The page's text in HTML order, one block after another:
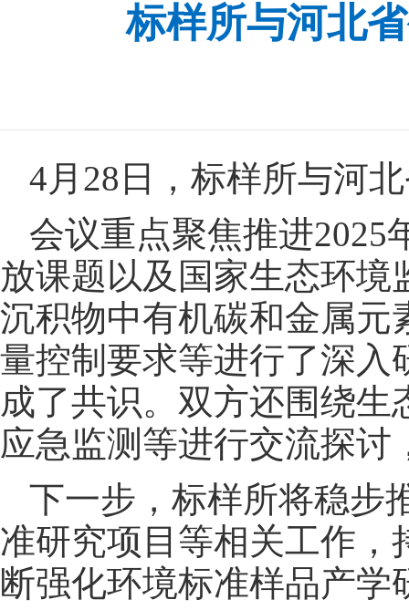
标样所与河北
4月28日，标样所与
会议重点聚焦推进2025
放课题以及国家生态环
沉积物中有机碳和金属元
量控制要求等进行了深入
成了共识。双方还围绕
应急监测等进行交流探
下一步，标样所将稳步
准研究项目等相关工作，
断强化环境标准样品产学